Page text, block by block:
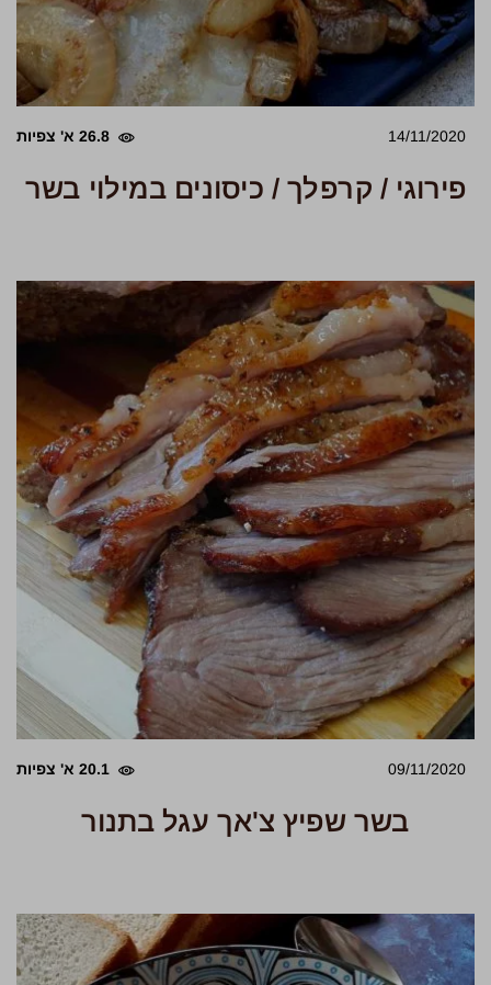
14/11/2020 26.8 א' צפיות
פירוגי / קרפלך / כיסונים במילוי בשר
09/11/2020 20.1 א' צפיות
בשר שפיץ צ'אך עגל בתנור